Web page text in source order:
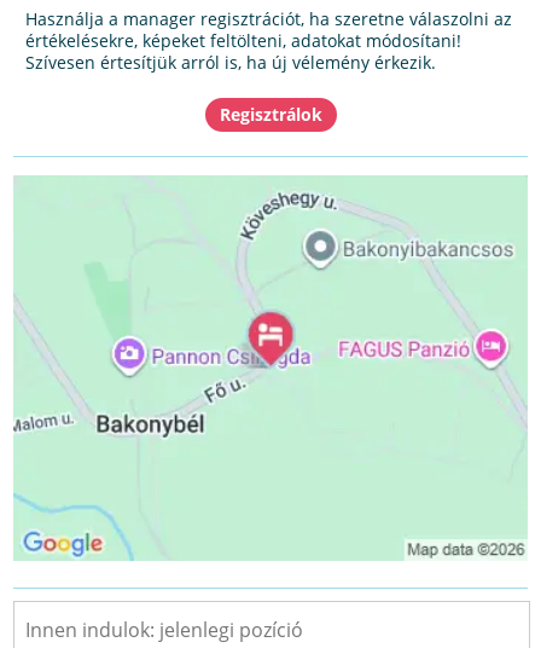
Használja a manager regisztrációt, ha szeretne válaszolni az
értékelésekre, képeket feltölteni, adatokat módosítani!
Szívesen értesítjük arról is, ha új vélemény érkezik.